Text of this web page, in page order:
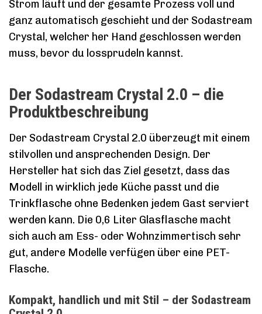
Strom läuft und der gesamte Prozess voll und
ganz automatisch geschieht und der Sodastream
Crystal, welcher her Hand geschlossen werden
muss, bevor du lossprudeln kannst.
Der Sodastream Crystal 2.0 – die
Produktbeschreibung
Der Sodastream Crystal 2.0 überzeugt mit einem
stilvollen und ansprechenden Design. Der
Hersteller hat sich das Ziel gesetzt, dass das
Modell in wirklich jede Küche passt und die
Trinkflasche ohne Bedenken jedem Gast serviert
werden kann. Die 0,6 Liter Glasflasche macht
sich auch am Ess- oder Wohnzimmertisch sehr
gut, andere Modelle verfügen über eine PET-
Flasche.
Kompakt, handlich und mit Stil – der Sodastream